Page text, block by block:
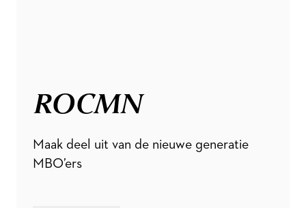
ROCMN
Maak deel uit van de nieuwe generatie
MBO’ers